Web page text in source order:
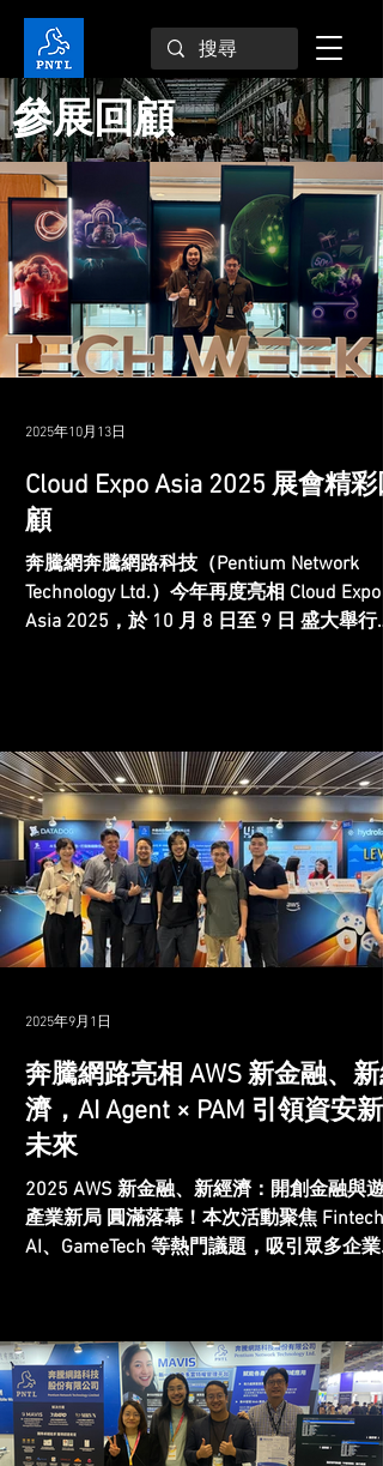
參展回顧
Cloud Expo Asia 2025 展會精彩
顧
奔騰網奔騰網路科技（Pentium Network
Technology Ltd.）今年再度亮相 Cloud Expo
Asia 2025，於 10 月 8 日至 9 日 盛大舉行。
全與客製化 AI Agent 的企業級解決方案 在今
年的展會中，奔騰網路科技展示了核心技術
果，包含 混合多雲 (Hybrid Multi-Cloud)、資
安全 (Cybersecurity) 、 IT 解決方案 (IT
Solutions) 與客製化 AI 代理 (Custom AI
Agent)。現場吸引眾多業界專業人士前來交
流，針對多雲架構下的安全挑戰、權限管理
議題進行深入討論。這些互動為我們提供了
產品策略，並鞏固奔騰網路在 AI 驅動多雲安
全與企業級解決方案 的技術領導地位。 展
互動與市場洞察 我們感謝所有蒞臨攤位的企
業夥伴與專業人士。透過面
2025年10月13日
奔騰網路亮相 AWS 新金融、新
濟，AI Agent × PAM 引領資安新
未來
2025 AWS 新金融、新經濟：開創金融與遊
產業新局 圓滿落幕！本次活動聚焦 Fintech
AI、GameTech 等熱門議題，吸引眾多企業
2025年9月1日